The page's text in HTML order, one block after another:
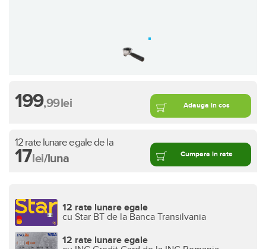
199,99lei Adauga in cos
12 rate lunare egale de la
17lei/luna Cumpara in rate
12 rate lunare egale
cu Star BT de la Banca Transilvania
12 rate lunare egale